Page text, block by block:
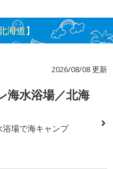
道】
2026/08/08 更新
海水浴場／北海
場で海キャンプ